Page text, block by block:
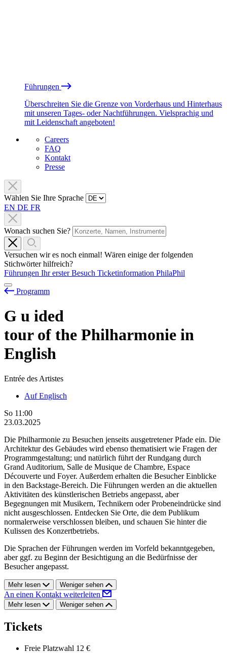
Führungen
Überschreiten Sie die Grenze von Vorderhaus und Hinterhaus
mit unseren Tages- oder Nachtführungen. Vielsprachig und
mit Leidenschaft angeboten!
Careers
FAQ
Kontakt
Presse
Wählen Sie Ihre Sprache
EN DE FR
Wonach suchen Sie?
Versuchen wir es noch einmal! Wären einige der folgenden
Stichwörter hilfreich?
Führungen Ihr erster Besuch Ticketinformation PhilaPhil
Programm
G u ided
tour of the Philharmonie in
English
Entrée des Artistes
Auf Englisch
So 11:00
23.03.2025
Die Philharmonie zu Besuchen jenseits ausgetretener Pfade ein. Die
Architektur des Gebäudes wird ebenso thematisiert wie Fragen der
Programmgestaltung; und natürlich führt der Rundgang durch
Grand Auditorium, Salle de Musique de Chambre, Espace
Découverte und Foyer. Außerdem erhalten die Besucher Einblicke
in den Backstage-Bereich. Die Führungen werden an die aktuellen
Aktivitäten des künstlerischen Betriebs angepasst, aber
Begegnungen mit Musikern, Technikern oder Probeneindrücke sind
nicht ausgeschlossen. Entdecken Sie Orte, die dem Publikum
normalerweise verschlossen bleiben, und schauen Sie hinter die
Kulissen des Konzertbetriebs.
Die Sprachen der Führungen werden im Vorfeld bekanntgegeben,
aber ggf. zu Beginn der Besichtigung an die Bedürfnisse der
Besucher angepasst.
Mehr lesen Weniger sehen
An einen Kontakt weiterleiten
Mehr lesen Weniger sehen
Tickets
Freie Platzwahl 12 €